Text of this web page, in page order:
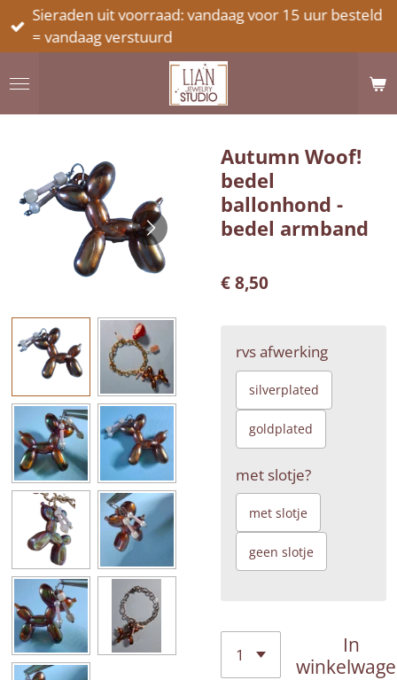
Ga
direct
de
Sieraden uit voorraad: vandaag voor 15 uur besteld
= vandaag verstuurd
Autumn Woof!
bedel
ballonhond -
bedel armband
€ 8,50
rvs afwerking
silverplated
goldplated
met slotje?
met slotje
geen slotje
In